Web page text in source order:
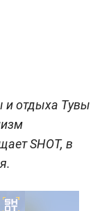
и отдыха Тувы
SHOT, в